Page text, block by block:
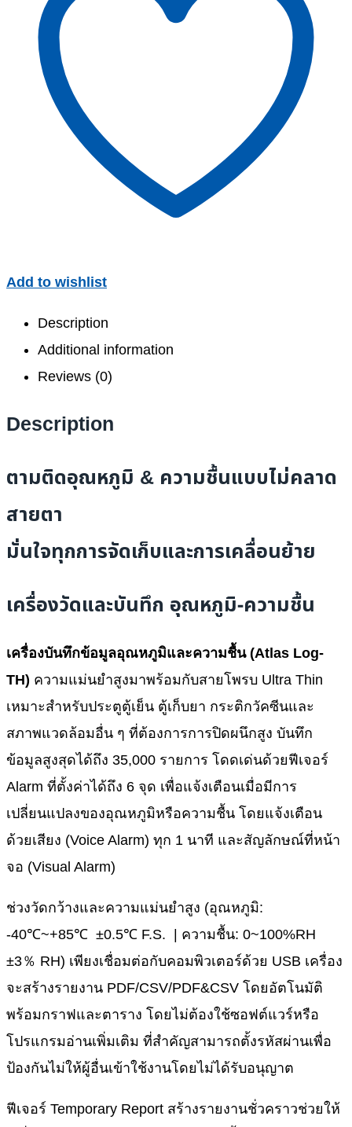
Add to wishlist
Description
Additional information
Reviews (0)
Description
ตามติดอุณหภูมิ & ความชื้นแบบไม่คลาด
สายตา
มั่นใจทุกการจัดเก็บและการเคลื่อนย้าย
เครื่องวัดและบันทึก อุณหภูมิ-ความชื้น
เครื่องบันทึกข้อมูลอุณหภูมิและความชื้น (Atlas Log-
TH) ความแม่นยำสูงมาพร้อมกับสายโพรบ Ultra Thin
เหมาะสำหรับประตูตู้เย็น ตู้เก็บยา กระติกวัคซีนและ
สภาพแวดล้อมอื่น ๆ ที่ต้องการการปิดผนึกสูง บันทึก
ข้อมูลสูงสุดได้ถึง 35,000 รายการ โดดเด่นด้วยฟีเจอร์
Alarm ที่ตั้งค่าได้ถึง 6 จุด เพื่อแจ้งเตือนเมื่อมีการ
เปลี่ยนแปลงของอุณหภูมิหรือความชื้น โดยแจ้งเตือน
ด้วยเสียง (Voice Alarm) ทุก 1 นาที และสัญลักษณ์ที่หน้า
จอ (Visual Alarm)
ช่วงวัดกว้างและความแม่นยำสูง (อุณหภูมิ:
-40℃~+85℃ ±0.5℃ F.S. | ความชื้น: 0~100%RH
±3％ RH) เพียงเชื่อมต่อกับคอมพิวเตอร์ด้วย USB เครื่อง
จะสร้างรายงาน PDF/CSV/PDF&CSV โดยอัตโนมัติ
พร้อมกราฟและตาราง โดยไม่ต้องใช้ซอฟต์แวร์หรือ
โปรแกรมอ่านเพิ่มเติม ที่สำคัญสามารถตั้งรหัสผ่านเพื่อ
ป้องกันไม่ให้ผู้อื่นเข้าใช้งานโดยไม่ได้รับอนุญาต
ฟีเจอร์ Temporary Report สร้างรายงานชั่วคราวช่วยให้